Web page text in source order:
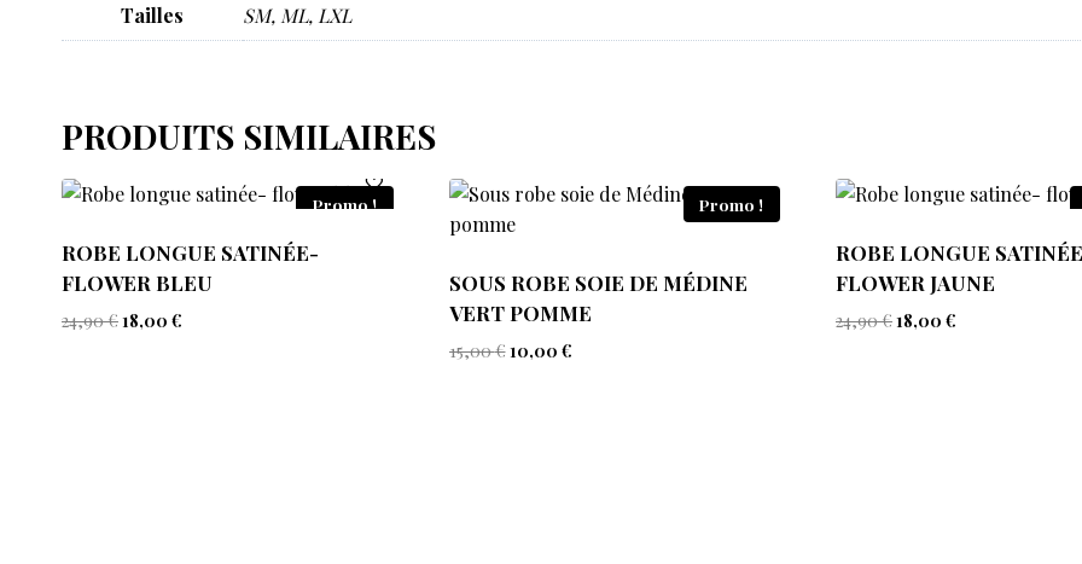
Tailles SM, ML, LXL
PRODUITS SIMILAIRES
Promo !
ROBE LONGUE SATINÉE-
FLOWER BLEU
24,90€18,00 €
Promo !
SOUS ROBE SOIE DE MÉDINE
VERT POMME
15,00€10,00 €
ROBE LONGUE
FLOWER JAUNE
24,90€18,00 €